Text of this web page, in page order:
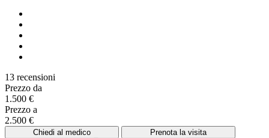
13 recensioni
Prezzo da
1.500 €
Prezzo a
2.500 €
Chiedi al medico
Prenota la visita